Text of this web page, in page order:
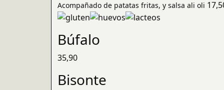
Acompañado de patatas fritas, y salsa ali oli
Búfalo
35,90
Bisonte